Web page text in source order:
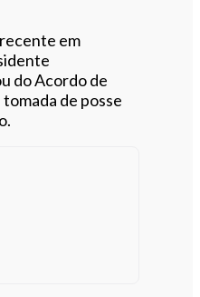
em
do Acordo de
de posse